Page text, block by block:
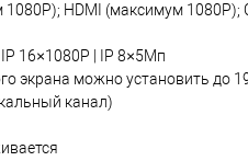
HDMI (максимум 1080P);
16×1080P | IP 8×5Мп
экрана можно установить до
канал)